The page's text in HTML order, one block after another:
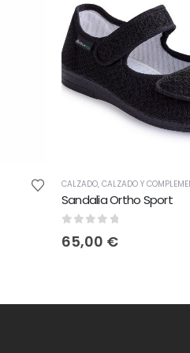
CALZADO, CALZADO Y
Sandalia Ortho Sport
65,00 €